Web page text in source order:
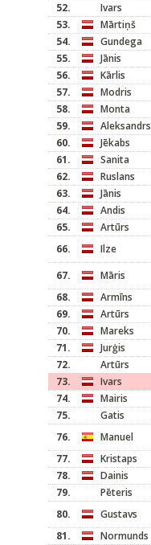
52.
Ivars
53.
Mārtiņš
54.
Gundega
55.
Jānis
56.
Kārlis
57.
Modris
58.
Monta
59.
Aleksandrs
60.
Jēkabs
61.
Sanita
62.
Ruslans
63.
Jānis
64.
Andis
65.
Artūrs
66.
Ilze
67.
Māris
68.
Armīns
69.
Artūrs
70.
Mareks
71.
Jurģis
72.
Artūrs
73.
Ivars
74.
Mairis
75.
Gatis
76.
Manuel
77.
Kristaps
78.
Dainis
79.
Pēteris
80.
Gustavs
81.
Normunds